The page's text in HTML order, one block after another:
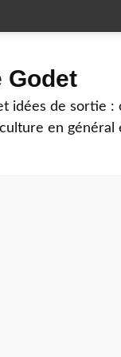
Godet
idées de sortie
en